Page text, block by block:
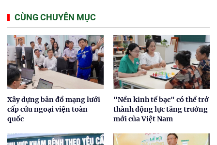
CÙNG CHUYÊN MỤC
Xây dựng bản đồ mạng lưới
cấp cứu ngoại viện toàn
quốc
"Nền kinh tế bạc" có thể trở
thành động lực tăng trưởng
mới của Việt Nam